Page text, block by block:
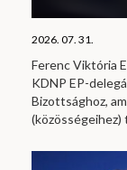
2026. 07. 31.
Ferenc Viktória
KDNP EP-
Bizottsághoz,
(közösségeihez)